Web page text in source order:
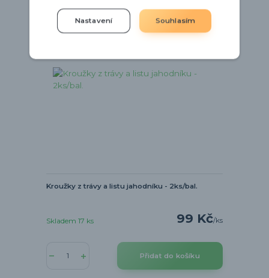
Kroužky z trávy a listu jahodníku - 2ks/bal.
99 Kč/ks
Skladem 17 ks
Přidat do košíku
Nastavení Souhlasím